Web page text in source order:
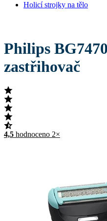
Holicí strojky na tělo
Philips
zastřihovač
4,5 hodnoceno 2×